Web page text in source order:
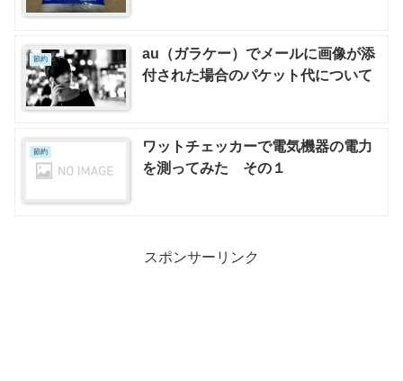
節約
au（ガラケー）でメールに画像が添
付された場合のパケット代について
節約
ワットチェッカーで電気機器の電力
を測ってみた その１
スポンサーリンク